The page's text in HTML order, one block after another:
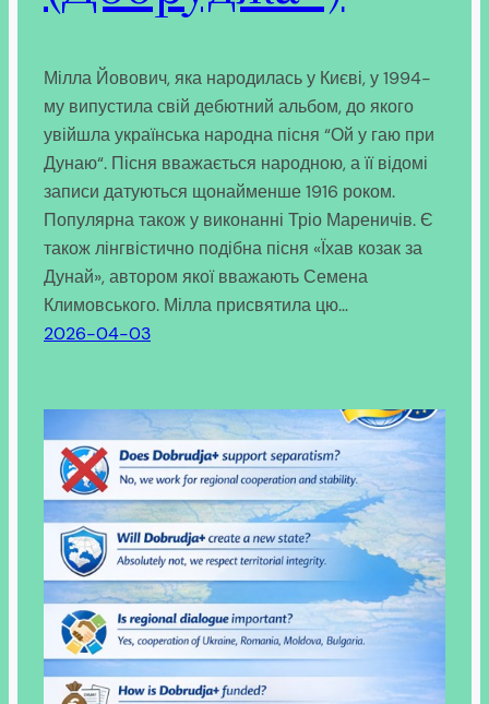
Мілла Йовович, яка народилась у Києві, у 1994-
му випустила свій дебютний альбом, до якого
увійшла українська народна пісня “Ой у гаю при
Дунаю“. Пісня вважається народною, а її відомі
записи датуються щонайменше 1916 роком.
Популярна також у виконанні Тріо Мареничів. Є
також лінгвістично подібна пісня «Їхав козак за
Дунай», автором якої вважають Семена
Климовського. Мілла присвятила цю…
2026-04-03